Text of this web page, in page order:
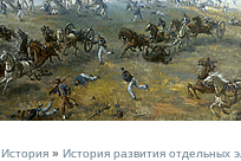
История » История развития отдельных